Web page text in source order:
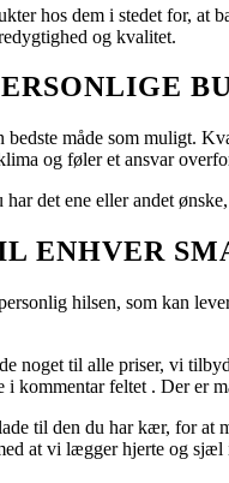
hos dem i stedet for,
og kvalitet.
måde som muligt.
og føler et ansvar
det ene eller andet
ENHVER
hilsen, som kan
noget til alle priser, vi
kommentar feltet . Der er
til den du har kær, for
at vi lægger hjerte og sjæl